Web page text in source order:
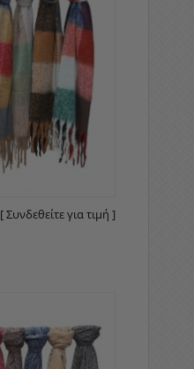
[ Συνδεθείτε για τιμή ]